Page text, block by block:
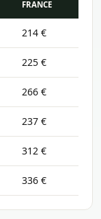
FRANCE
214 €
225 €
266 €
237 €
312 €
336 €